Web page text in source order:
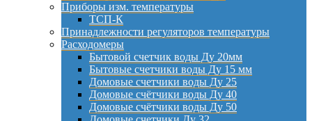
Приборы изм. температуры
ТСП-К
Принадлежности регуляторов температуры
Расходомеры
Бытовой счетчик воды Ду 20мм
Бытовые счетчики воды Ду 15 мм
Домовые счетчики воды Ду 25
Домовые счётчики воды Ду 40
Домовые счётчики воды Ду 50